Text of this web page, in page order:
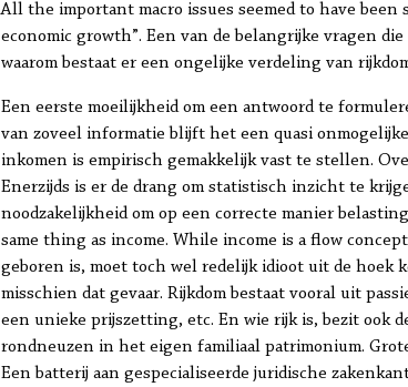
All the important macro issues seemed to have
economic growth”. Een van de belangrijke vragen
waarom bestaat er een ongelijke verdeling van
Een eerste moeilijkheid om een antwoord te
van zoveel informatie blijft het een quasi
inkomen is empirisch gemakkelijk vast te stellen.
Enerzijds is er de drang om statistisch inzicht te
noodzakelijkheid om op een correcte manier
same thing as income. While income is a flow
geboren is, moet toch wel redelijk idioot uit de hoek
misschien dat gevaar. Rijkdom bestaat vooral uit
een unieke prijszetting, etc. En wie rijk is, bezit ook
rondneuzen in het eigen familiaal patrimonium.
Een batterij aan gespecialiseerde juridische